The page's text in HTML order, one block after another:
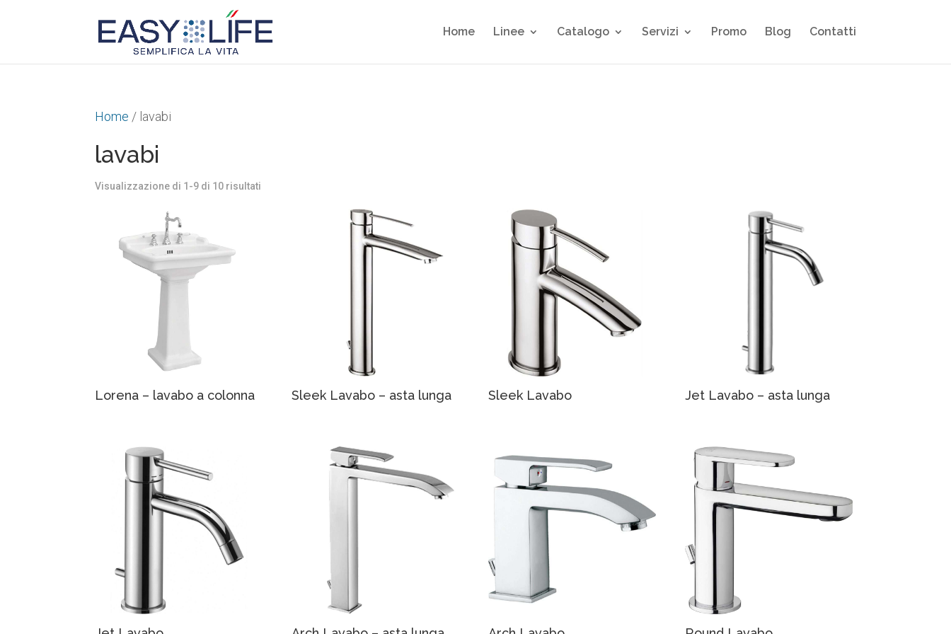
Home Linee Catalogo Servizi Promo Blog Contatti
Home / lavabi
lavabi
Visualizzazione di 1-9 di 10 risultati
Lorena – lavabo a colonna Sleek Lavabo – asta lunga Sleek Lavabo Jet Lavabo – asta lunga